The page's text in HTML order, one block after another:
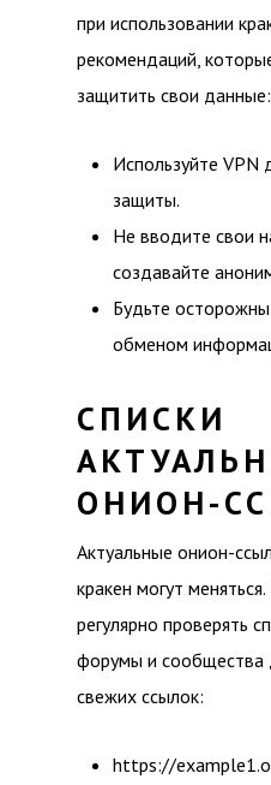
при использовании
рекомендаций,
защитить свои данные:
Используйте VPN
защиты.
Не вводите свои
создавайте
Будьте осторожны
обменом
СПИСКИ
ОНИОН-
Актуальные онион-
кракен могут
регулярно проверять
форумы и сообщества
свежих ссылок:
https://